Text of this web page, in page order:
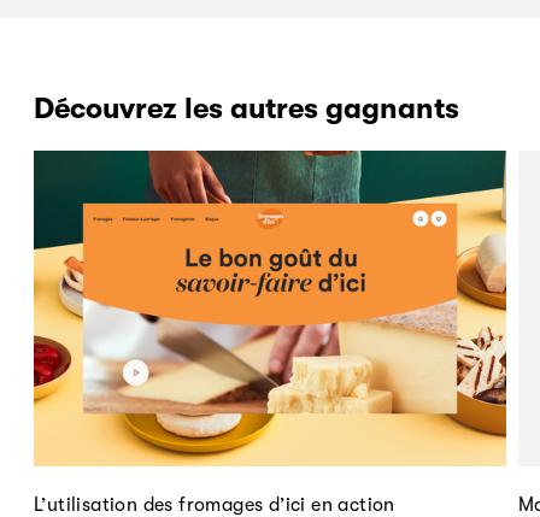
Découvrez les autres gagnants
L’utilisation des fromages d’ici en action